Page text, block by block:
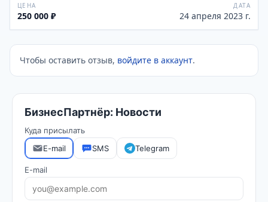
ЦЕНА
250 000 ₽
ДАТА
24 апреля 2023 г.
Чтобы оставить отзыв, войдите в аккаунт.